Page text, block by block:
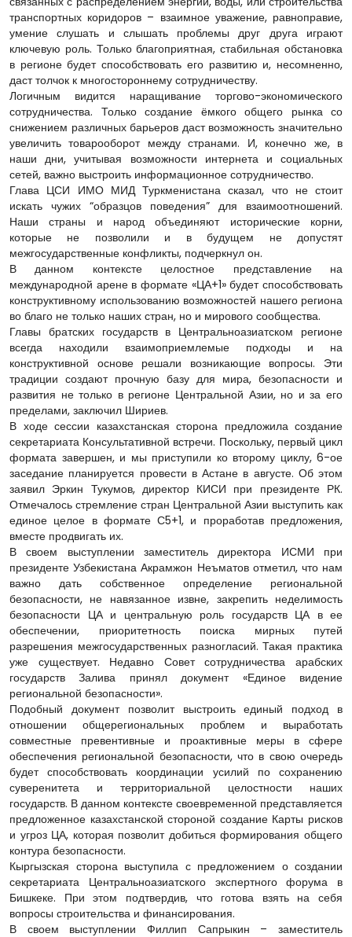
транспортных коридоров – взаимное уважение, равноправие,
умение слушать и слышать проблемы друг друга играют
ключевую роль. Только благоприятная, стабильная обстановка
в регионе будет способствовать его развитию и, несомненно,
даст толчок к многостороннему сотрудничеству.
Логичным видится наращивание торгово-экономического
сотрудничества. Только создание ёмкого общего рынка со
снижением различных барьеров даст возможность значительно
увеличить товарооборот между странами. И, конечно же, в
наши дни, учитывая возможности интернета и социальных
сетей, важно выстроить информационное сотрудничество.
Глава ЦСИ ИМО МИД Туркменистана сказал, что не стоит
искать чужих “образцов поведения” для взаимоотношений.
Наши страны и народ объединяют исторические корни,
которые не позволили и в будущем не допустят
межгосударственные конфликты, подчеркнул он.
В данном контексте целостное представление на
международной арене в формате «ЦА+1» будет способствовать
конструктивному использованию возможностей нашего региона
во благо не только наших стран, но и мирового сообщества.
Главы братских государств в Центральноазиатском регионе
всегда находили взаимоприемлемые подходы и на
конструктивной основе решали возникающие вопросы. Эти
традиции создают прочную базу для мира, безопасности и
развития не только в регионе Центральной Азии, но и за его
пределами, заключил Шириев.
В ходе сессии казахстанская сторона предложила создание
секретариата Консультативной встречи. Поскольку, первый цикл
формата завершен, и мы приступили ко второму циклу, 6-ое
заседание планируется провести в Астане в августе. Об этом
заявил Эркин Тукумов, директор КИСИ при президенте РК.
Отмечалось стремление стран Центральной Азии выступить как
единое целое в формате С5+1, и проработав предложения,
вместе продвигать их.
В своем выступлении заместитель директора ИСМИ при
президенте Узбекистана Акрамжон Неъматов отметил, что нам
важно дать собственное определение региональной
безопасности, не навязанное извне, закрепить неделимость
безопасности ЦА и центральную роль государств ЦА в ее
обеспечении, приоритетность поиска мирных путей
разрешения межгосударственных разногласий. Такая практика
уже существует. Недавно Совет сотрудничества арабских
государств Залива принял документ «Единое видение
региональной безопасности».
Подобный документ позволит выстроить единый подход в
отношении общерегиональных проблем и выработать
совместные превентивные и проактивные меры в сфере
обеспечения региональной безопасности, что в свою очередь
будет способствовать координации усилий по сохранению
суверенитета и территориальной целостности наших
государств. В данном контексте своевременной представляется
предложенное казахстанской стороной создание Карты рисков
и угроз ЦА, которая позволит добиться формирования общего
контура безопасности.
Кыргызская сторона выступила с предложением о создании
секретариата Центральноазиатского экспертного форума в
Бишкеке. При этом подтвердив, что готова взять на себя
вопросы строительства и финансирования.
В своем выступлении Филлип Сапрыкин – заместитель